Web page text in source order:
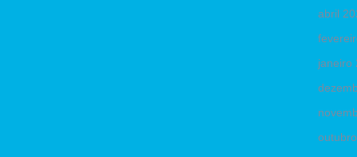
abril
janeiro